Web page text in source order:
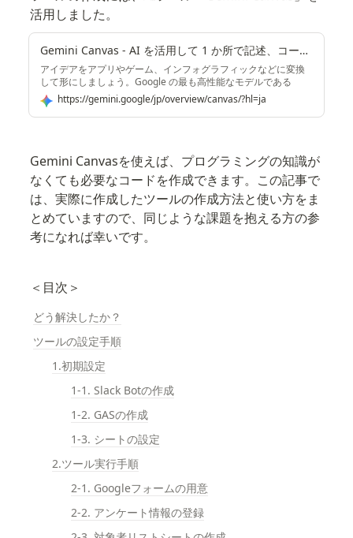
活用しました。
Gemini Canvas - AI を活用して 1 か所で記述、コーディング、作成
アイデアをアプリやゲーム、インフォグラフィックなどに変換
して形にしましょう。Google の最も高性能なモデルである
Gemini 2.5 Pro を活用すれば、プロンプト入力からプロトタイ
プ作成までのプロセスを数分で実行できます。
https://gemini.google/jp/overview/canvas/?hl=ja
Gemini Canvasを使えば、プログラミングの知識が
なくても必要なコードを作成できます。この記事で
は、実際に作成したツールの作成方法と使い方をま
とめていますので、同じような課題を抱える方の参
考になれば幸いです。
＜目次＞
どう解決したか？
ツールの設定手順
1.初期設定
1-1. Slack Botの作成
1-2. GASの作成
1-3. シートの設定
2.ツール実行手順
2-1. Googleフォームの用意
2-2. アンケート情報の登録